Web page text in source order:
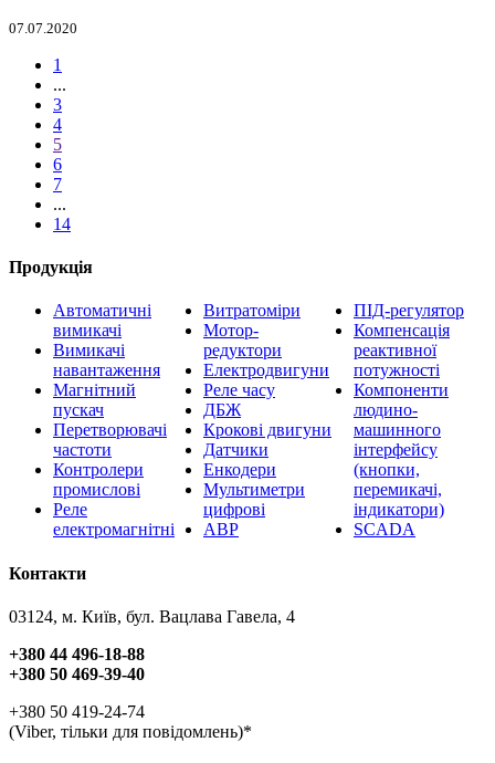
07.07.2020
1
...
3
4
5
6
7
...
14
Продукція
Автоматичні
вимикачі
Вимикачі
навантаження
Магнітний
пускач
Перетворювачі
частоти
Контролери
промислові
Реле
електромагнітні
Витратоміри
Мотор-
редуктори
Електродвигуни
Реле часу
ДБЖ
Крокові двигуни
Датчики
Енкодери
Мультиметри
цифрові
АВР
ПІД-регулятор
Компенсація
реактивної
потужності
Компоненти
людино-
машинного
інтерфейсу
(кнопки,
перемикачі,
індикатори)
SCADA
Контакти
03124, м. Київ, бул. Вацлава Гавела, 4
+380 44 496-18-88
+380 50 469-39-40
+380 50 419-24-74
(Viber, тільки для повідомлень)*